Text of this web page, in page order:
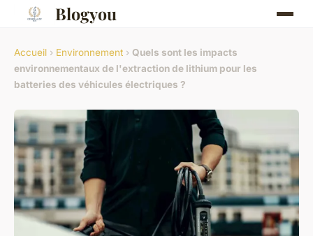
Blogyou
Accueil › Environnement › Quels sont les impacts
environnementaux de l'extraction de lithium pour les
batteries des véhicules électriques ?